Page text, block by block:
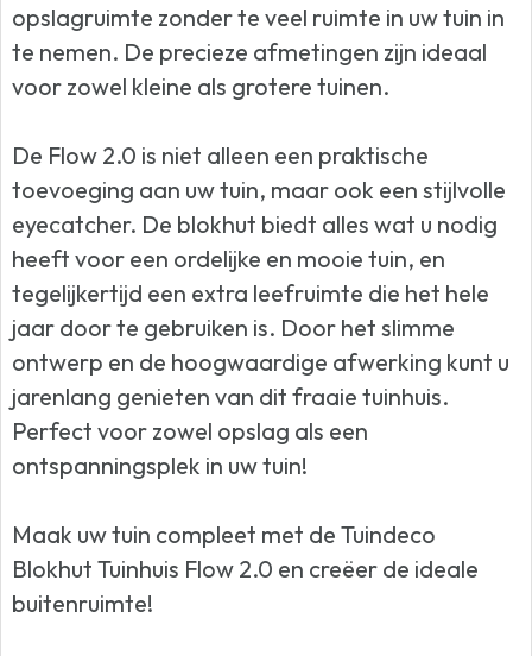
opslagruimte zonder te veel ruimte in uw tuin in
te nemen. De precieze afmetingen zijn ideaal
voor zowel kleine als grotere tuinen.
De Flow 2.0 is niet alleen een praktische
toevoeging aan uw tuin, maar ook een stijlvolle
eyecatcher. De blokhut biedt alles wat u nodig
heeft voor een ordelijke en mooie tuin, en
tegelijkertijd een extra leefruimte die het hele
jaar door te gebruiken is. Door het slimme
ontwerp en de hoogwaardige afwerking kunt u
jarenlang genieten van dit fraaie tuinhuis.
Perfect voor zowel opslag als een
ontspanningsplek in uw tuin!
Maak uw tuin compleet met de Tuindeco
Blokhut Tuinhuis Flow 2.0 en creëer de ideale
buitenruimte!